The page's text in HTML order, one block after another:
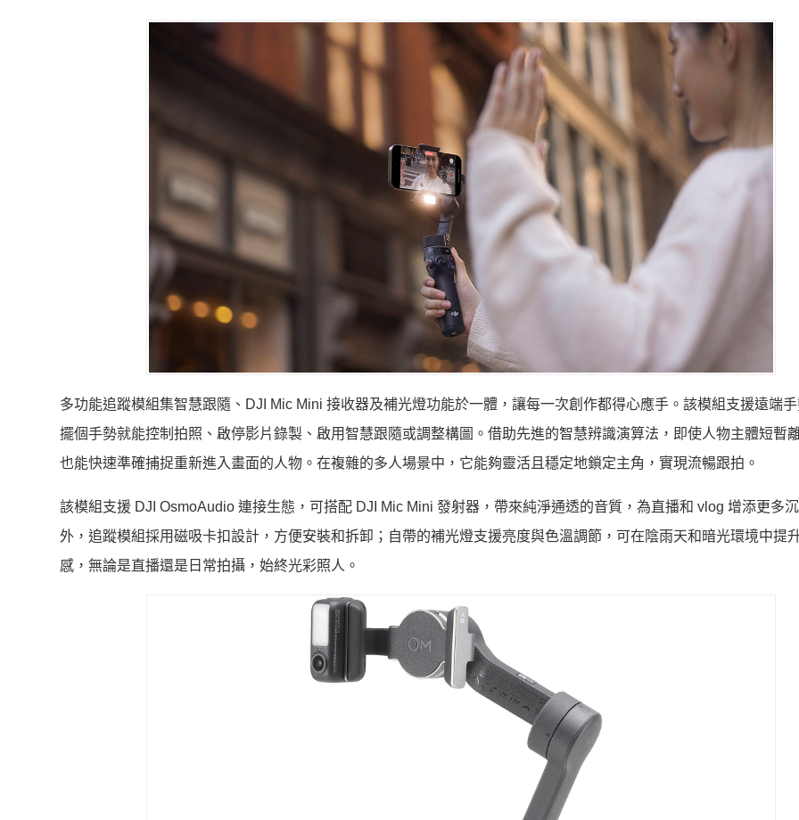
多功能追蹤模組集智慧跟隨、DJI Mic Mini 接收器及補光燈功能於一體，讓每一次創作都得心應手。該模組支援遠端
擺個手勢就能控制拍照、啟停影片錄製、啟用智慧跟隨或調整構圖。借助先進的智慧辨識演算法，即使人物主體短暫
也能快速準確捕捉重新進入畫面的人物。在複雜的多人場景中，它能夠靈活且穩定地鎖定主角，實現流暢跟拍。
該模組支援 DJI OsmoAudio 連接生態，可搭配 DJI Mic Mini 發射器，帶來純淨通透的音質，為直播和 vlog 增添更多
外，追蹤模組採用磁吸卡扣設計，方便安裝和拆卸；自帶的補光燈支援亮度與色溫調節，可在陰雨天和暗光環境中提
感，無論是直播還是日常拍攝，始終光彩照人。